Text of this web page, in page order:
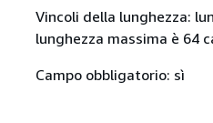
Vincoli della lunghezza:
lunghezza massima è 64
Campo obbligatorio: sì